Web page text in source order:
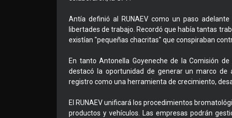
Antía definió al RUNAEV como un paso
libertades de trabajo. Recordó que había tantas
existían "pequeñas chacritas" que conspiraban
En tanto Antonella Goyeneche de la Comisión
destacó la oportunidad de generar un marco de
registro como una herramienta de crecimiento,
El RUNAEV unificará los procedimientos
productos y vehículos. Las empresas podrán